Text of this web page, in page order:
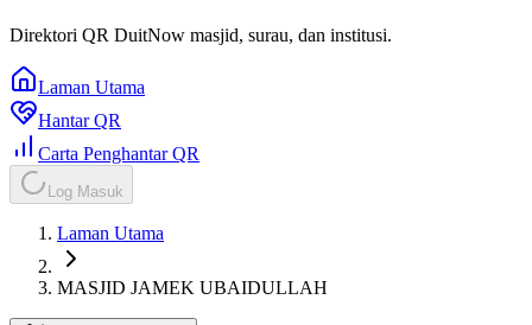
Direktori QR DuitNow masjid, surau, dan institusi.
Laman Utama
Hantar QR
Carta Penghantar QR
Log Masuk
Laman Utama
MASJID JAMEK UBAIDULLAH